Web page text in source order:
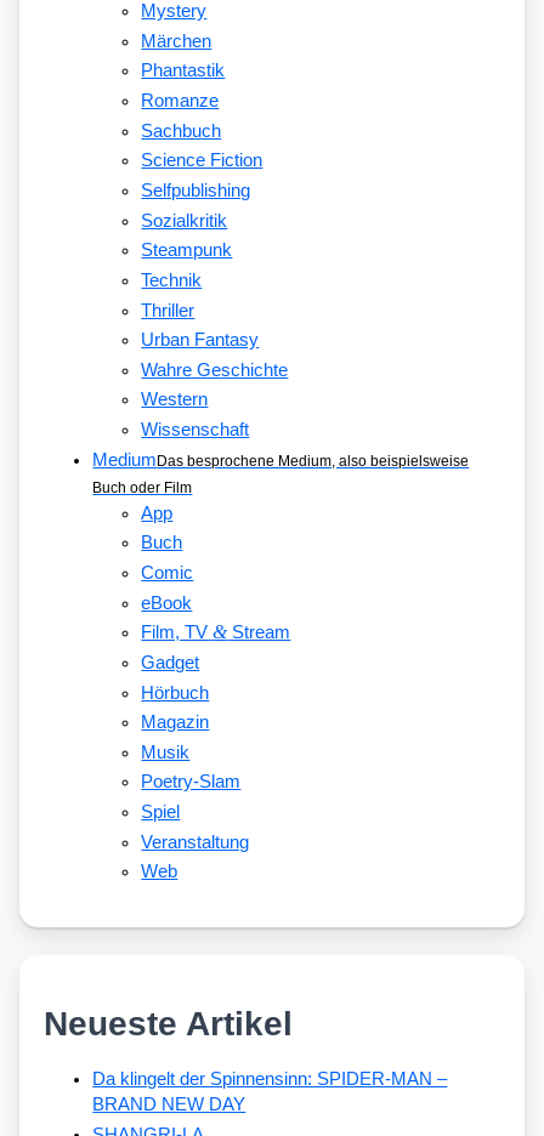
Mystery
Märchen
Phantastik
Romanze
Sachbuch
Science Fiction
Selfpublishing
Sozialkritik
Steampunk
Technik
Thriller
Urban Fantasy
Wahre Geschichte
Western
Wissenschaft
MediumDas besprochene Medium, also beispielsweise
Buch oder Film
App
Buch
Comic
eBook
Film, TV&Stream
Gadget
Hörbuch
Magazin
Musik
Poetry-Slam
Spiel
Veranstaltung
Web
Neueste Artikel
Da klingelt der Spinnensinn: SPIDER-MAN –
BRAND NEW DAY